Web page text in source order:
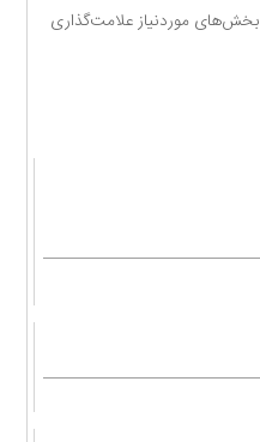
بخش‌های موردنیاز علامت‌گذاری